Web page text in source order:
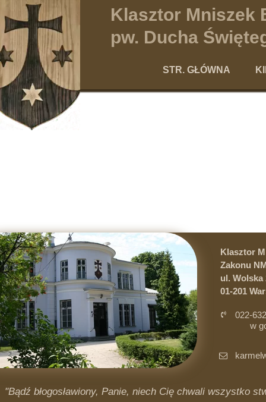
STR. GŁÓWNA
Klasztor Mniszek
pw. Ducha
022-
w
Klasztor
Zakonu
ul. Wolska
01-201
"Bądź błogosławiony, Panie, niech Cię chwali wszystko